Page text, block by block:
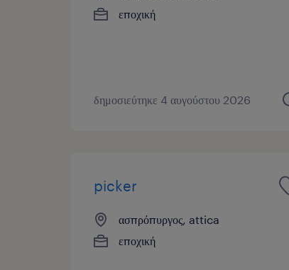
εποχική
δημοσιεύτηκε 4 αυγούστου 2026
picker
ασπρόπυργος, attica
εποχική